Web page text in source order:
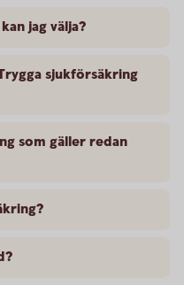
jag välja?
sjukförsäkring
som gäller redan